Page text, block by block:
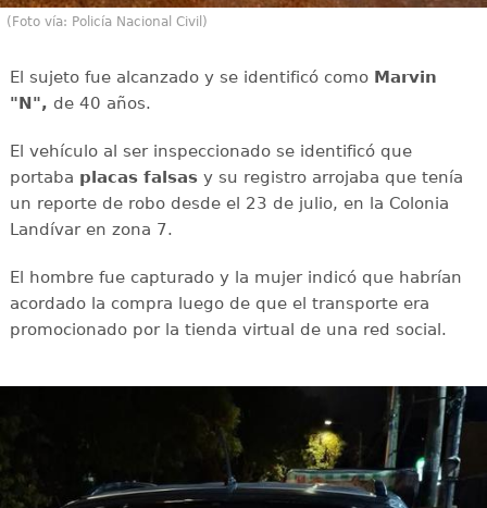
(Foto vía: Policía Nacional Civil)
El sujeto fue alcanzado y se identificó como Marvin
"N", de 40 años.
El vehículo al ser inspeccionado se identificó que
portaba placas falsasy su registro arrojaba que tenía
un reporte de robo desde el 23 de julio, en la Colonia
Landívar en zona 7.
El hombre fue capturado y la mujer indicó que habrían
acordado la compra luego de que el transporte era
promocionado por la tienda virtual de una red social.